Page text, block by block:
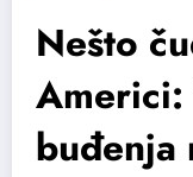
Nešto
Americi:
buđenja